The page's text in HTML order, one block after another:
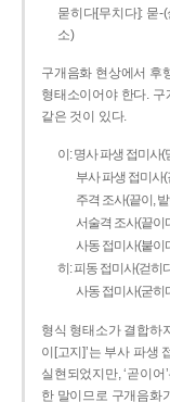
묻히다[무치다]: 묻­-
소)
구개음화 현상에서 후
형태소이어야 한다.
같은 것이 있다.
이: 명사 파생 접미사(
부사 파생 접미사(
주격 조사(끝이,
서술격 조사(끝이
사동 접미사(붙이
히: 피동 접미사(걷히
사동 접미사(굳히
형식 형태소가 결합하
이[고지]’는 부사 파생
실현되었지만, ‘곧이
한 말이므로 구개음화